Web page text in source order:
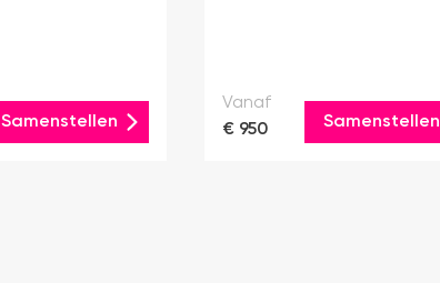
Samenstellen
Vanaf
€ 950
Samenstellen